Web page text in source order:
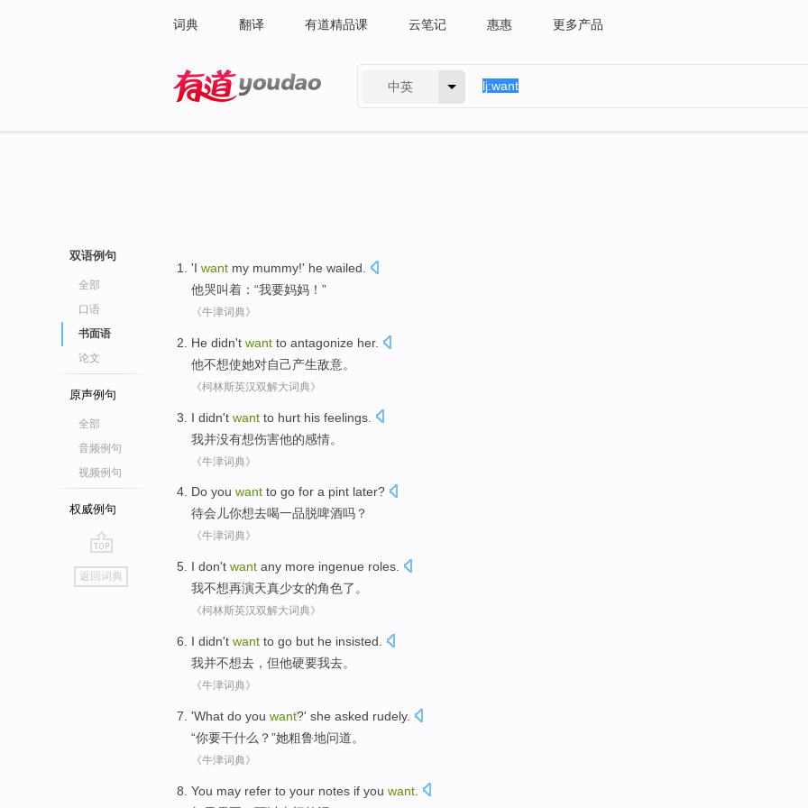
词典 翻译 有道精品课 云笔记 惠惠 更多产品
中英
双语例句
全部
口语
书面语
论文
原声例句
全部
音频例句
视频例句
权威例句
go
top
返回词典
'I want my mummy!' he wailed
他哭叫着 ：“我要妈妈 ！”
《牛津词典》
He didn't want to antagonize her.
他不想使她对自己产生敌意。
《柯林斯英汉双解大词典》
I didn't want to hurt his feelings
我并没有想伤害他的感情。
《牛津词典》
Do you want to go for a pint later?
待会儿你想去喝一品脱啤酒吗？
《牛津词典》
I don't want any more ingenue roles
我不想再演天真少女的角色了。
《柯林斯英汉双解大词典》
I didn't want to go but he insisted
我并不想去 ， 但他硬要我去。
《牛津词典》
'What do you want?' she asked rudely.
“你要干什么？”她粗鲁地问道。
《牛津词典》
You may refer to your notes if you want